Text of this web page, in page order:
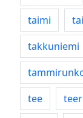
taimi
takkuniemi
tee